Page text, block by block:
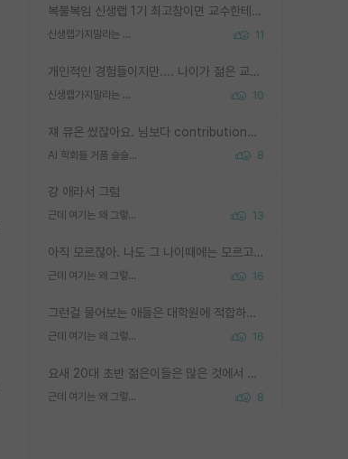
복불복임 신생랩 1기 최고참이면 교수한테 직접 지도받는 시간이 매우 많음 제대로 된 교수라면 말이지 그게 아니라면 그냥 넌 해방 불가능한 노예 1호에 감점쓰레기통이 되는거고
신생랩가지말라는 이유가 있었구나 11
개인적인 경험들이지만.... 나이가 젊은 교수일수록 꼰대라는 가면을 쓴 채로 무례함을 행동하는 경우가 거의 90% 정도였음. 나이가 어린데 다른 또래들과 달리 명예, 권력, 재력까지 얻었으니 세상 다 가진 기분이겠지. 오히러 나이 든 교수들이 행동과 말을 더 조심하시더라.
신생랩가지말라는 이유가 있었구나 10
쟤 뮤온 썼잖아요. 님보다 contribution많음
AI 학회들 거품 슬슬 지적이 나오네요 8
걍 애라서 그럼
근데 여기는 왜 그렇게 SPK를 물어보는거임? 13
아직 모르잖아. 나도 그 나이때에는 모르고 평가 받고 안심하고 싶었어.
근데 여기는 왜 그렇게 SPK를 물어보는거임? 16
그런걸 물어보는 애들은 대학원에 적합하지 않다
근데 여기는 왜 그렇게 SPK를 물어보는거임? 16
요새 20대 초반 젊은이들은 많은 것에서 가성비를 따지더라고요. 내가 이 정도 인풋을 넣었을 때 그만큼 아웃풋이 나올 것인가? 사실 아웃풋이 인풋 대비 리니어하게 나오지 않는 영역을 시도하기 싫어한다는 느낌입니다.
근데 여기는 왜 그렇게 SPK를 물어보는거임? 8